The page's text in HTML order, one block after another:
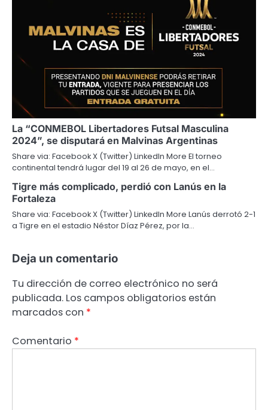
La “CONMEBOL Libertadores Futsal Masculina
2024”, se disputará en Malvinas Argentinas
Share via: Facebook X (Twitter) LinkedIn More El torneo
continental tendrá lugar del 19 al 26 de mayo, en el…
Tigre más complicado, perdió con Lanús en la
Fortaleza
Share via: Facebook X (Twitter) LinkedIn More Lanús derrotó 2-1
a Tigre en el estadio Néstor Díaz Pérez, por la…
Deja un comentario
Tu dirección de correo electrónico no será
publicada. Los campos obligatorios están
marcados con *
Comentario *